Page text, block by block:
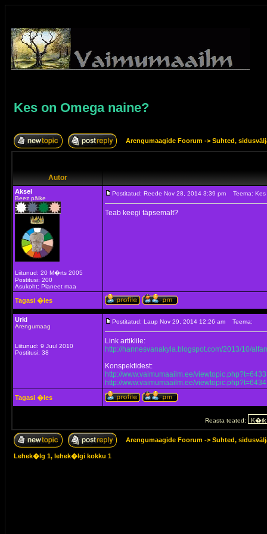
Kes on Omega naine?
Arengumaagide Foorum -> Suhted,
Autor
Aksel
Beez päike
Liitunud: 20 M�rts 2005
Postitusi: 200
Asukoht: Planeet maa
Postitatud: Reede Nov 28, 2014 3:39 pm Teema:
Teab keegi täpsemalt?
Tagasi �les
Urki
Arengumaag
Liitunud: 9 Juul 2010
Postitusi: 38
Postitatud: Laup Nov 29, 2014 12:26 am Teema:
Link artiklile:
http://hannesvanakyla.blogspot.com/2013/10/
Konspektidest:
http://www.vaimumaailm.ee/viewtopic.php?t=6433
http://www.vaimumaailm.ee/viewtopic.php?t=6434
Tagasi �les
Reasta teated:
Arengumaagide Foorum -> Suhted,
Lehek�lg 1, lehek�lgi kokku 1